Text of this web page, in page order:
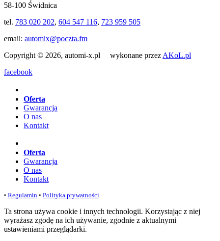
58-100 Świdnica
tel. 783 020 202, 604 547 116, 723 959 505
email: automix@poczta.fm
Copyright © 2026, automi-x.pl wykonane przez AKoL.pl
facebook
Oferta
Gwarancja
O nas
Kontakt
Oferta
Gwarancja
O nas
Kontakt
• Regulamin • Polityka prywatności
Ta strona używa cookie i innych technologii. Korzystając z niej
wyrażasz zgodę na ich używanie, zgodnie z aktualnymi
ustawieniami przeglądarki.